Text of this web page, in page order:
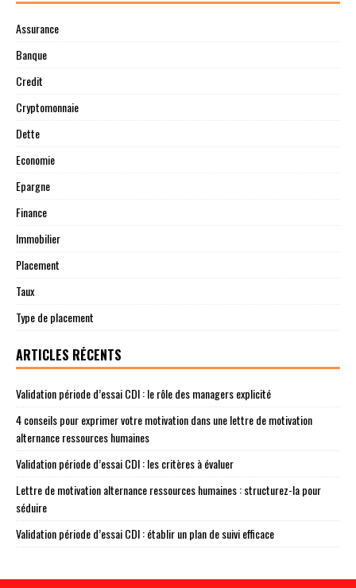
Assurance
Banque
Credit
Cryptomonnaie
Dette
Economie
Epargne
Finance
Immobilier
Placement
Taux
Type de placement
ARTICLES RÉCENTS
Validation période d’essai CDI : le rôle des managers explicité
4 conseils pour exprimer votre motivation dans une lettre de motivation
alternance ressources humaines
Validation période d’essai CDI : les critères à évaluer
Lettre de motivation alternance ressources humaines : structurez-la pour
séduire
Validation période d’essai CDI : établir un plan de suivi efficace